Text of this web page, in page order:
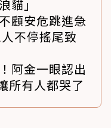
貓」
顧安危跳進急
不停搖尾致
阿金一眼認出
所有人都哭了